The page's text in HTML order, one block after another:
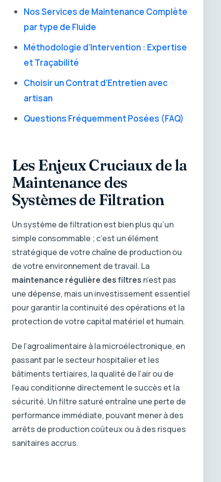
Nos Services de Maintenance Complète
par type de Fluide
Méthodologie d’Intervention : Expertise
et Traçabilité
Choisir un Contrat d’Entretien avec
artisan
Questions Fréquemment Posées (FAQ)
Les Enjeux Cruciaux de la
Maintenance des
Systèmes de Filtration
Un système de filtration est bien plus qu’un
simple consommable ; c’est un élément
stratégique de votre chaîne de production ou
de votre environnement de travail. La
maintenance régulière des filtres n’est pas
une dépense, mais un investissement essentiel
pour garantir la continuité des opérations et la
protection de votre capital matériel et humain.
De l’agroalimentaire à la microélectronique, en
passant par le secteur hospitalier et les
bâtiments tertiaires, la qualité de l’air ou de
l’eau conditionne directement le succès et la
sécurité. Un filtre saturé entraîne une perte de
performance immédiate, pouvant mener à des
arrêts de production coûteux ou à des risques
sanitaires accrus.